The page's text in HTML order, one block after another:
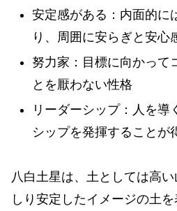
安定感がある：内面的に
り、周囲に安らぎと安心
努力家：目標に向かって
とを厭わない性格
リーダーシップ：人を導
シップを発揮することが
八白土星は、土としては高
しり安定したイメージの土